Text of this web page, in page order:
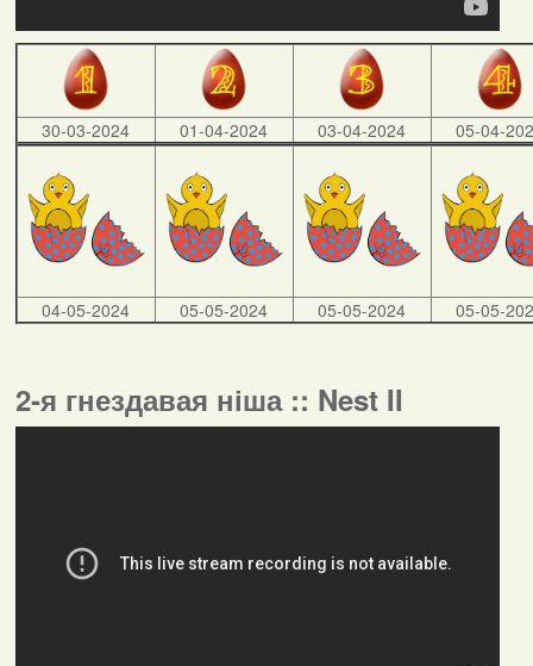
30-03-2024 01-04-2024 03-04-2024 05-04-
04-05-2024 05-05-2024 05-05-2024 05-05-
2-я гнездавая ніша :: Nest II